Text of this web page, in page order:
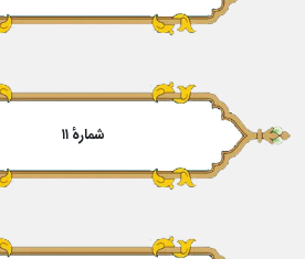
شمارهٔ ۱۱